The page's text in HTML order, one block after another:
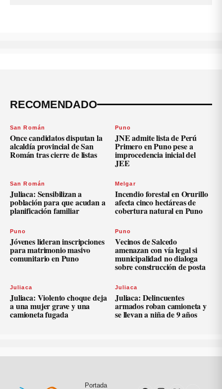
RECOMENDADO
San Román
Once candidatos disputan la
alcaldía provincial de San
Román tras cierre de listas
Puno
JNE admite lista de Perú
Primero en Puno pese a
improcedencia inicial del
JEE
San Román
Juliaca: Sensibilizan a
población para que acudan a
planificación familiar
Melgar
Incendio forestal en Orurillo
afecta cinco hectáreas de
cobertura natural en Puno
Puno
Jóvenes lideran inscripciones
para matrimonio masivo
comunitario en Puno
Puno
Vecinos de Salcedo
amenazan con vía legal si
municipalidad no dialoga
sobre construcción de posta
Juliaca
Juliaca: Violento choque deja
a una mujer grave y una
camioneta fugada
Juliaca
Juliaca: Delincuentes
armados roban camioneta y
se llevan a niña de 9 años
Portada